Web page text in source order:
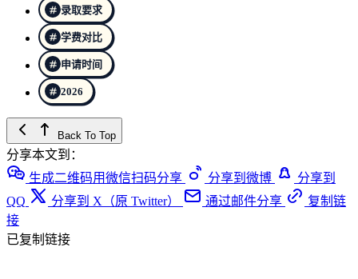
录取要求
学费对比
申请时间
2026
Back To Top
分享本文到：
生成二维码用微信扫码分享
分享到微博
分享到
QQ
分享到 X（原 Twitter） 通过邮件分享
复制链
接
已复制链接